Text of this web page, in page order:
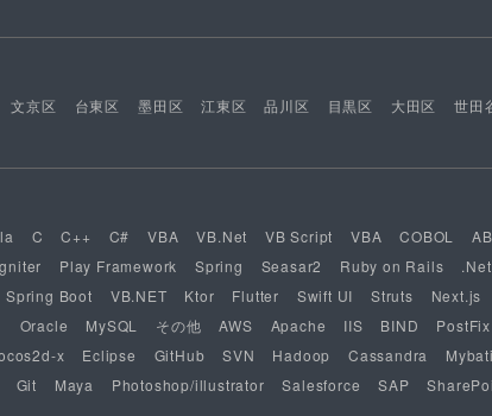
文京区 台東区 墨田区 江東区 品川区 目黒区 大田区 世田
C C++ C# VBA VB.Net VB Script VBA COBOL
Play Framework Spring Seasar2 Ruby on Rails
Spring Boot VB.NET Ktor Flutter Swift UI Struts Next.js
Oracle MySQL その他 AWS Apache IIS BIND PostFix
x Eclipse GitHub SVN Hadoop Cassandra
Git Maya Photoshop/illustrator Salesforce SAP